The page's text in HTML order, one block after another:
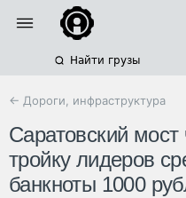
Найти грузы
← Дороги, инфраструктура
Саратовский
тройку лидеров
банкноты 1000